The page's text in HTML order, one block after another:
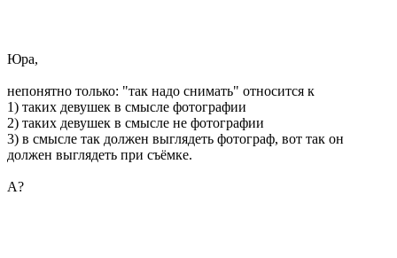
Юра,
непонятно только: "так надо снимать" относится к
1) таких девушек в смысле фотографии
2) таких девушек в смысле не фотографии
3) в смысле так должен выглядеть фотограф, вот так он
должен выглядеть при съёмке.
А?